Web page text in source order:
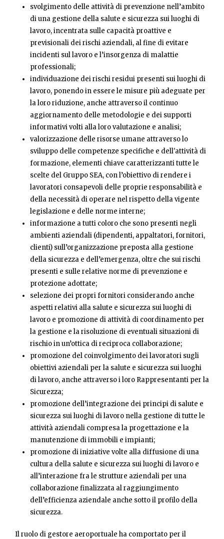
svolgimento delle attività di prevenzione nell’ambito
di una gestione della salute e sicurezza sui luoghi di
lavoro, incentrata sulle capacità proattive e
previsionali dei rischi aziendali, al fine di evitare
incidenti sul lavoro e l’insorgenza di malattie
professionali;
individuazione dei rischi residui presenti sui luoghi di
lavoro, ponendo in essere le misure più adeguate per
la loro riduzione, anche attraverso il continuo
aggiornamento delle metodologie e dei supporti
informativi volti alla loro valutazione e analisi;
valorizzazione delle risorse umane attraverso lo
sviluppo delle competenze specifiche e dell'attività di
formazione, elementi chiave caratterizzanti tutte le
scelte del Gruppo SEA, con l’obiettivo di rendere i
lavoratori consapevoli delle proprie responsabilità e
della necessità di operare nel rispetto della vigente
legislazione e delle norme interne;
informazione a tutti coloro che sono presenti negli
ambienti aziendali (dipendenti, appaltatori, fornitori,
clienti) sull’organizzazione preposta alla gestione
della sicurezza e dell’emergenza, oltre che sui rischi
presenti e sulle relative norme di prevenzione e
protezione adottate;
selezione dei propri fornitori considerando anche
aspetti relativi alla salute e sicurezza sui luoghi di
lavoro e promozione di attività di coordinamento per
la gestione e la risoluzione di eventuali situazioni di
rischio in un’ottica di reciproca collaborazione;
promozione del coinvolgimento dei lavoratori sugli
obiettivi aziendali per la salute e sicurezza sui luoghi
di lavoro, anche attraverso i loro Rappresentanti per la
Sicurezza;
promozione dell’integrazione dei principi di salute e
sicurezza sui luoghi di lavoro nella gestione di tutte le
attività aziendali compresa la progettazione e la
manutenzione di immobili e impianti;
promozione di iniziative volte alla diffusione di una
cultura della salute e sicurezza sui luoghi di lavoro e
all’interazione fra le strutture aziendali per una
collaborazione finalizzata al raggiungimento
dell’efficienza aziendale anche sotto il profilo della
sicurezza.
Il ruolo di gestore aeroportuale ha comportato per il